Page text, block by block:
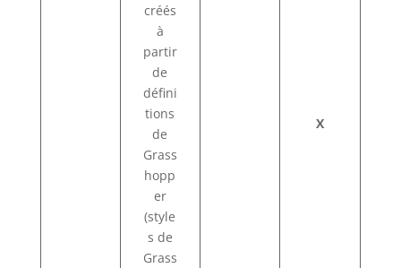
créés
à
partir
de
défini
tions
de
Grass
hopp
er
(style
s de
Grass
X